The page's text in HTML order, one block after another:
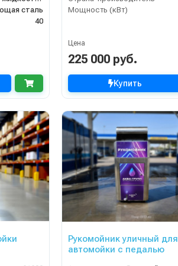
сталь
40
Мощность (кВт)
Цена
225 000 руб.
Купить
Рукомойник уличный для
автомойки с педалью